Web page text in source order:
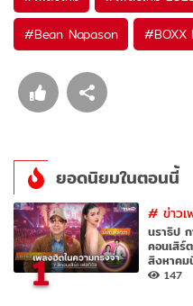
#Bean Napason #BOXX
ยอดนิยมในตอนนี้
1
#ข่าว
นราธิป
คอนเสิร์
สิงหาคม
147